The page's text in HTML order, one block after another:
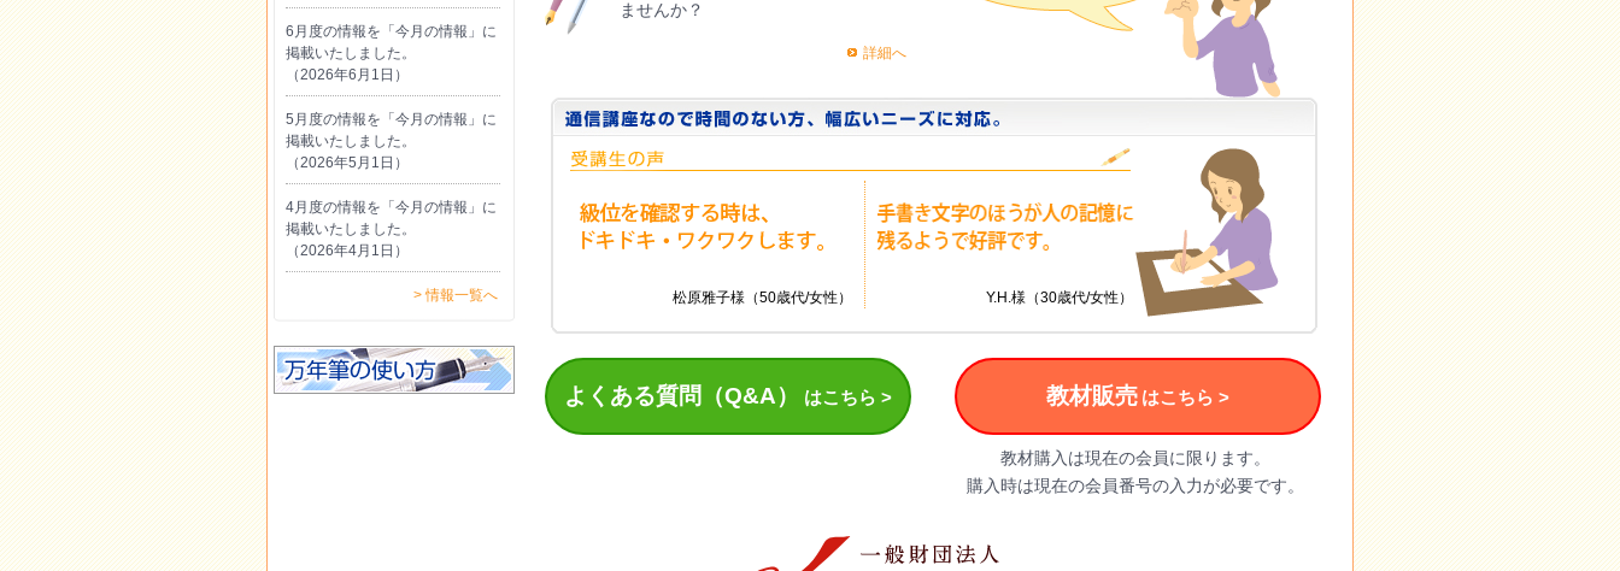
ませんか？
詳細へ
松原雅子様（50歳代/女性） Y.H.様（30歳代/女性）
よくある質問（Q&A） はこちら > 教材販売 はこちら >
教材購入は現在の会員に限ります。
購入時は現在の会員番号の入力が必要です。
6月度の情報を「今月の情報」に
掲載いたしました。
（2026年6月1日）
5月度の情報を「今月の情報」に
掲載いたしました。
（2026年5月1日）
4月度の情報を「今月の情報」に
掲載いたしました。
（2026年4月1日）
> 情報一覧へ